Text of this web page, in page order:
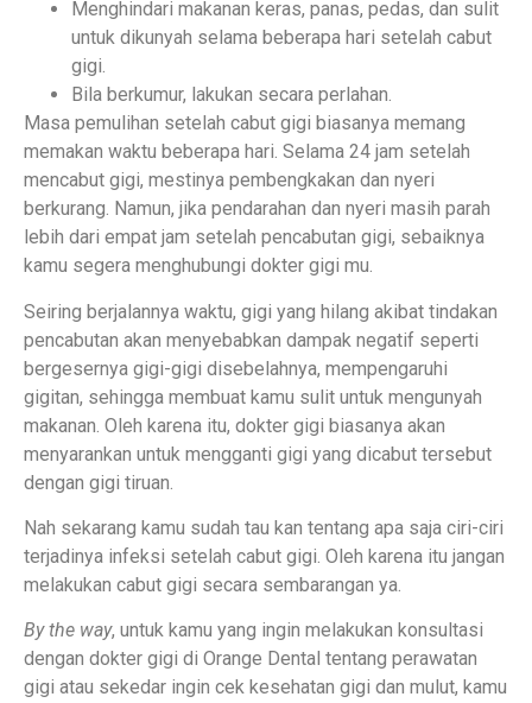
Menghindari makanan keras, panas, pedas, dan sulit
untuk dikunyah selama beberapa hari setelah cabut
gigi.
Bila berkumur, lakukan secara perlahan.
Masa pemulihan setelah cabut gigi biasanya memang
memakan waktu beberapa hari. Selama 24 jam setelah
mencabut gigi, mestinya pembengkakan dan nyeri
berkurang. Namun, jika pendarahan dan nyeri masih parah
lebih dari empat jam setelah pencabutan gigi, sebaiknya
kamu segera menghubungi dokter gigi mu.
Seiring berjalannya waktu, gigi yang hilang akibat tindakan
pencabutan akan menyebabkan dampak negatif seperti
bergesernya gigi-gigi disebelahnya, mempengaruhi
gigitan, sehingga membuat kamu sulit untuk mengunyah
makanan. Oleh karena itu, dokter gigi biasanya akan
menyarankan untuk mengganti gigi yang dicabut tersebut
dengan gigi tiruan.
Nah sekarang kamu sudah tau kan tentang apa saja ciri-ciri
terjadinya infeksi setelah cabut gigi. Oleh karena itu jangan
melakukan cabut gigi secara sembarangan ya.
By the way, untuk kamu yang ingin melakukan konsultasi
dengan dokter gigi di Orange Dental tentang perawatan
gigi atau sekedar ingin cek kesehatan gigi dan mulut, kamu